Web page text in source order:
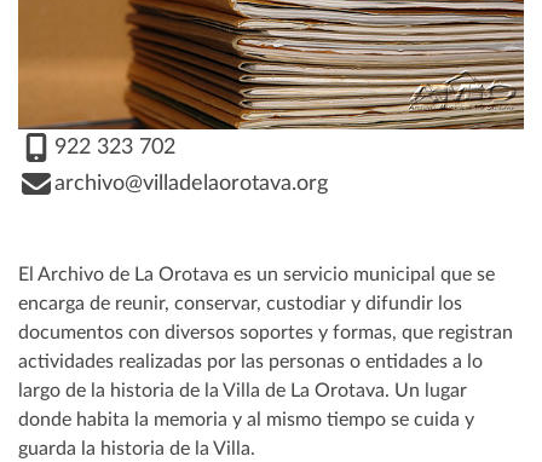
922 323 702
archivo@villadelaorotava.org
El Archivo de La Orotava es un servicio municipal que se
encarga de reunir, conservar, custodiar y difundir los
documentos con diversos soportes y formas, que registran
actividades realizadas por las personas o entidades a lo
largo de la historia de la Villa de La Orotava. Un lugar
donde habita la memoria y al mismo tiempo se cuida y
guarda la historia de la Villa.